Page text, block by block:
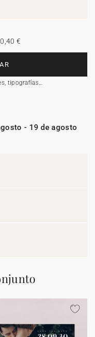
tipografías…
€
- 19 de agosto